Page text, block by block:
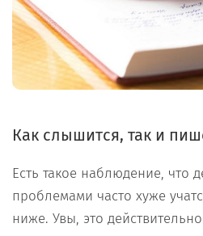
Как слышится, так и
Есть такое наблюдение, что
проблемами часто хуже
ниже. Увы, это